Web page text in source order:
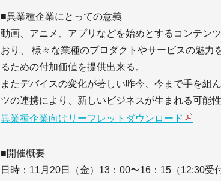
■異業種企業にとっての意義
動画、アニメ、アプリなどを始めとするコンテン
おり、 様々な業種のプロダクトやサービスの魅力
るための付加価値を提供出来る。
またデバイスの変化が著しい昨今、今まで手を組
ツの連携により、新しいビジネスが生まれる可能
異業種企業向けリーフレットダウンロード
■開催概要
日時：11月20日（金）13：00〜16：15（12:30受付